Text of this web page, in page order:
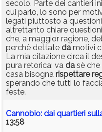
secolo. Parte dei cantieri
cui parlo, lo sono per
legati piuttosto a
altrettanto chiare
che, a maggior ragione,
perchè dettate da motivi
La mia citazione circa il
pura retorica; va da sè
casa bisogna rispettare
sperando che tutti lo
feste.
Cannobio: dai quartieri
13:58